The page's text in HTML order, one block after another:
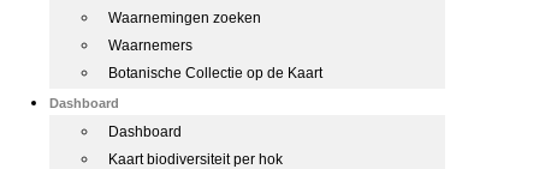
Waarnemingen zoeken
Waarnemers
Botanische Collectie op de Kaart
Dashboard
Dashboard
Kaart biodiversiteit per hok